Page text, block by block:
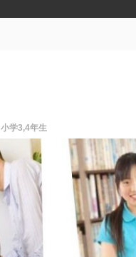
小学3,4年生